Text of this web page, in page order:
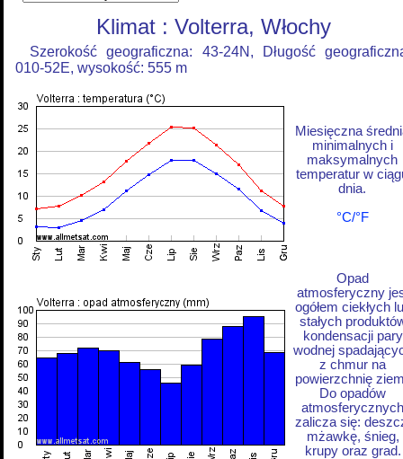
Klimat : Volterra, Włochy
Szerokość geograficzna: 43-24N, Długość
010-52E, wysokość: 555 m
Miesięczna
minimalnych i
maksymalnych
temperatur w
dnia.
°C/°F
Opad
atmosferyczny
ogółem ciekłych
stałych
kondensacji pary
wodnej
z chmur na
powierzchnię
Do opadów
atmosferycznych
zalicza się:
mżawkę, śnieg,
krupy oraz grad.